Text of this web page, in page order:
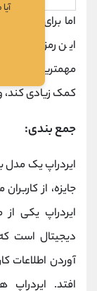
اما برای
این رمزارزها
مهمترین و
کمک زیادی
جمع بندی:
ایردراپ یک مدل
جایزه، از
ایردراپ یکی
دیجیتال است
آوردن اطلاعات